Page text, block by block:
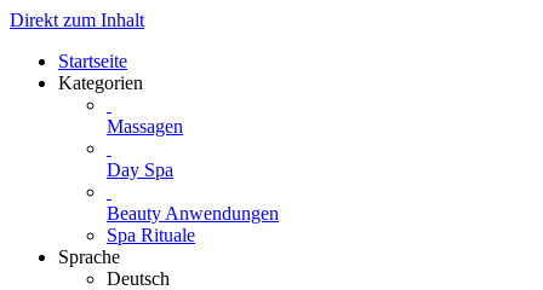
Direkt zum Inhalt
Startseite
Kategorien
Massagen
Day Spa
Beauty Anwendungen
Spa Rituale
Sprache
Deutsch